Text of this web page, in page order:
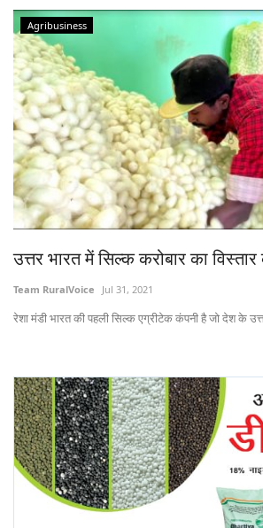
Agribusiness
उत्तर भारत में सिल्क करोबार का
Team RuralVoice Jul 31, 2021
रेशा मंडी भारत की पहली सिल्क एग्रीटेक कंपनी है जो देश के